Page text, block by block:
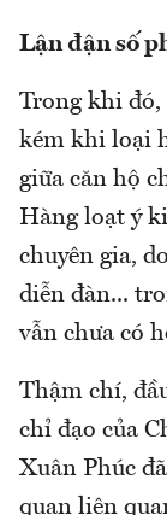
Lận đận số
Trong khi đó,
kém khi loại
giữa căn hộ
Hàng loạt ý
chuyên gia,
diễn đàn...
vẫn chưa có
Thậm chí,
chỉ đạo của
Xuân Phúc
quan liên